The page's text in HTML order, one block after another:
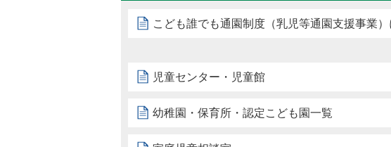
こども誰でも通園制度（乳児等通園支援事業）
児童センター・児童館
幼稚園・保育所・認定こども園一覧